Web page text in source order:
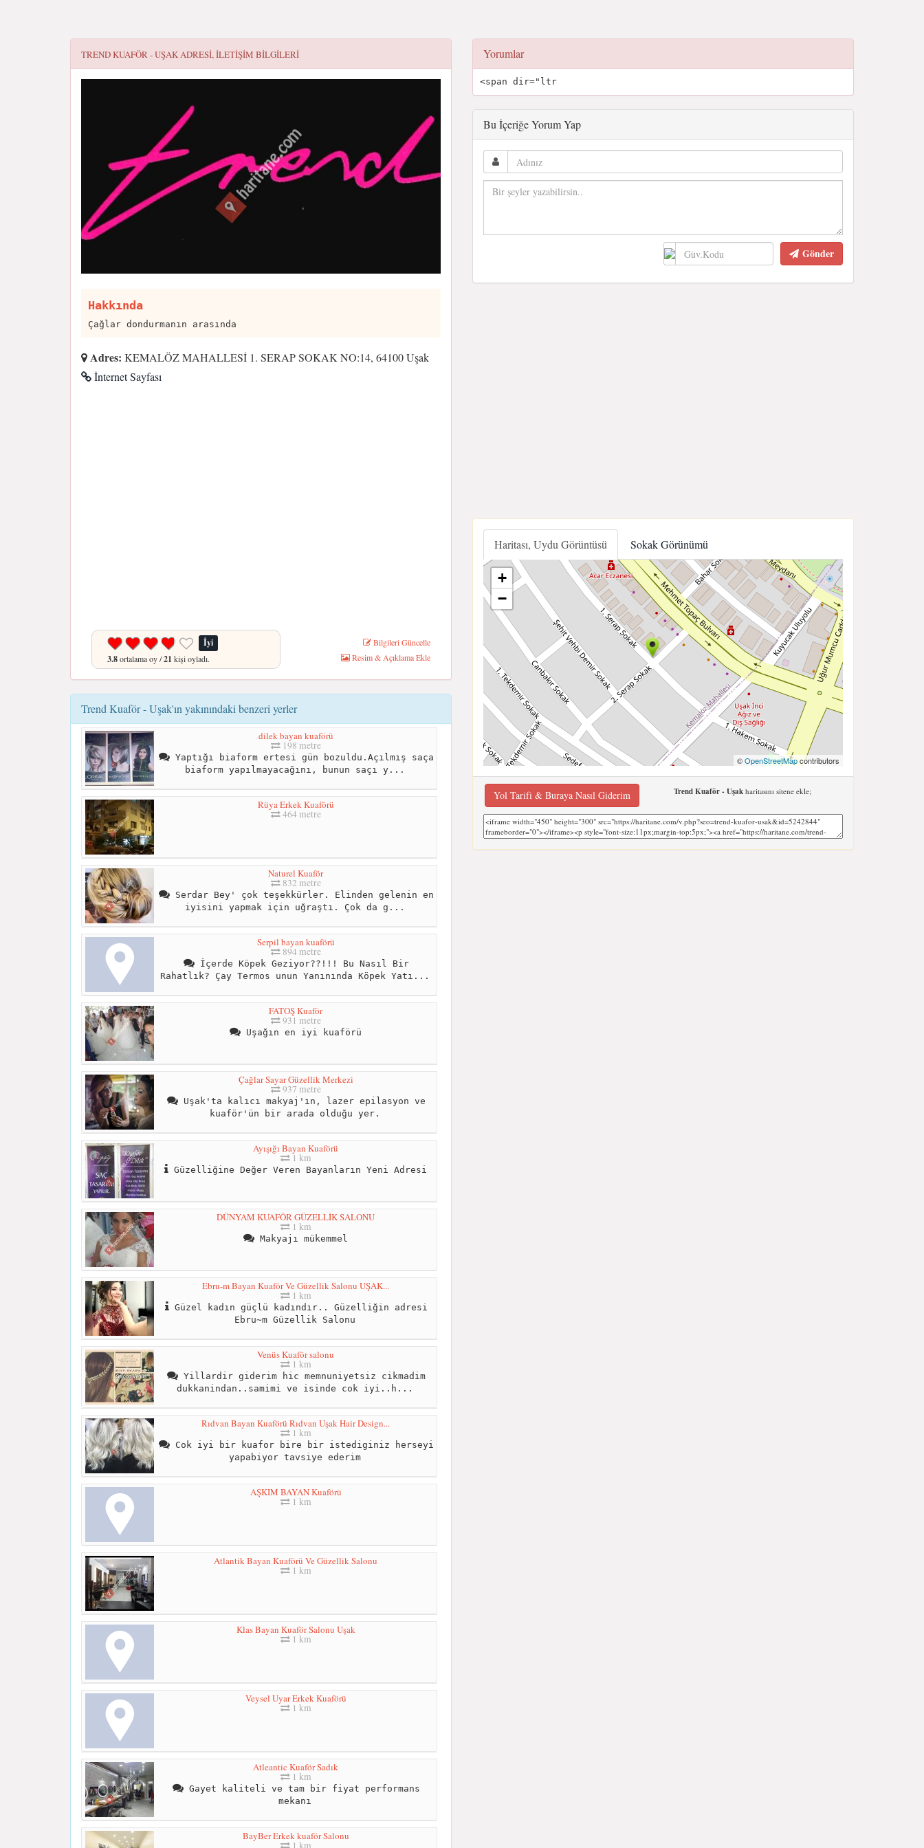
TREND KUAFÖR - UŞAKADRESI, ILETIŞIM BILGILERI
Hakkında
Çağlar dondurmanın arasında
Adres: KEMALÖZ MAHALLESİ 1. SERAP SOKAK NO:14, 64100 Uşak
İnternet Sayfası
İyi
3.8ortalama oy /21 kişi oyladı.
Bilgileri Güncelle
Resim & Açıklama Ekle
Trend Kuaför - Uşak'ın yakınındaki benzeri yerler
dilek bayan kuaförü
198 metre
Yaptığı biaform ertesi gün bozuldu.Açılmış saça
biaform yapılmayacağını, bunun saçı y...
Rüya Erkek Kuaförü
464 metre
Naturel Kuaför
832 metre
Serdar Bey' çok teşekkürler. Elinden gelenin en
iyisini yapmak için uğraştı. Çok da g...
Serpil bayan kuaförü
894 metre
İçerde Köpek Geziyor??!!! Bu Nasıl Bir
Rahatlık? Çay Termos unun Yanınında Köpek Yatı...
FATOŞ Kuaför
931 metre
Uşağın en iyi kuaförü
Çağlar Sayar Güzellik Merkezi
937 metre
Uşak'ta kalıcı makyaj'ın, lazer epilasyon ve
kuaför'ün bir arada olduğu yer.
Ayışığı Bayan Kuaförü
1 km
Güzelliğine Değer Veren Bayanların Yeni Adresi
DÜNYAM KUAFÖR GÜZELLİK SALONU
1 km
Makyajı mükemmel
Ebru-m Bayan Kuaför Ve Güzellik Salonu UŞAK...
1 km
Güzel kadın güçlü kadındır.. Güzelliğin adresi
Ebru~m Güzellik Salonu
Venüs Kuaför salonu
1 km
Yillardir giderim hic memnuniyetsiz cikmadim
dukkanindan..samimi ve isinde cok iyi..h...
Rıdvan Bayan Kuaförü Rıdvan Uşak Hair Design...
1 km
Cok iyi bir kuafor bire bir istediginiz herseyi
yapabiyor tavsiye ederim
AŞKIM BAYAN Kuaförü
1 km
Atlantik Bayan Kuaförü Ve Güzellik Salonu
1 km
Klas Bayan Kuaför Salonu Uşak
1 km
Veysel Uyar Erkek Kuaförü
1 km
Atleantic Kuaför Sadık
1 km
Gayet kaliteli ve tam bir fiyat performans
mekanı
BayBer Erkek kuaför Salonu
1 km
Yorumlar
<span dir="ltr
Bu İçeriğe Yorum Yap
Gönder
Haritası, Uydu Görüntüsü Sokak Görünümü
+
−
©OpenStreetMapcontributors
Yol Tarifi & Buraya Nasıl Giderim Trend Kuaför - Uşakharitasını sitene ekle;